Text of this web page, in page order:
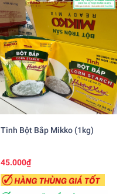
Tinh Bột Bắp Mikko (1kg)
45.000₫